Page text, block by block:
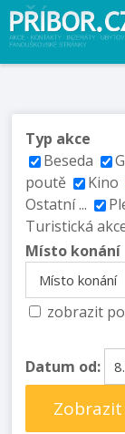
Typ akce
Beseda
poutě
Kino
Ostatní ...
Turistická
Místo konání
zobrazit
Datum od:
Zobrazit